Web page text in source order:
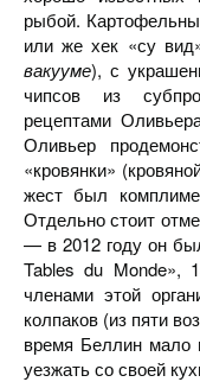
рыбой.
или же хек «су
вакууме), с
чипсов из
рецептами
Оливьер
«кровянки»
жест был
Отдельно стоит
— в 2012 году он
Tables du Monde»,
членами этой
колпаков (из пяти
время Беллин мало
уезжать со своей